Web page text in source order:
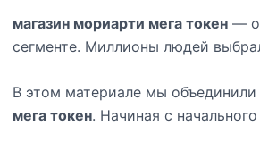
магазин мориарти мега токен —
сегменте. Миллионы людей
В этом материале мы
мега токен. Начиная с